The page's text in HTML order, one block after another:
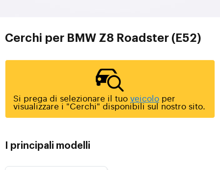
Cerchi per BMW Z8 Roadster (E52)
Si prega di selezionare il tuo veicolo per
visualizzare i "Cerchi" disponibili sul nostro sito.
I principali modelli